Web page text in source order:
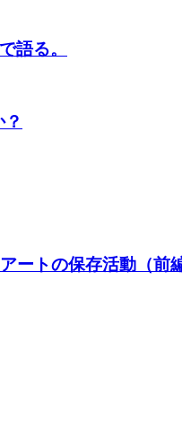
語る。
ートの保存活動（前